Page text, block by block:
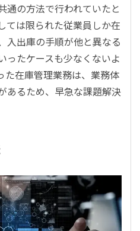
通の方法で行われていたと
ては限られた従業員しか在
入出庫の手順が他と異なる
ったケースも少なくないよ
た在庫管理業務は、業務体
あるため、早急な課題解決